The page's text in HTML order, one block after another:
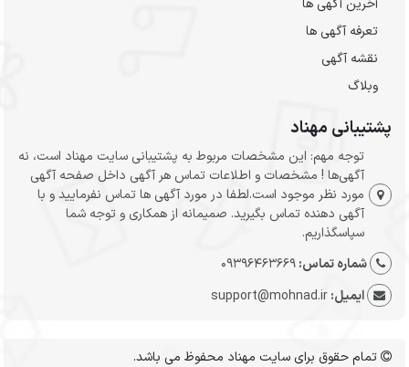
آخرین آگهی ها
تعرفه آگهی ها
نقشه آگهی
وبلاگ
پشتیبانی مهناد
توجه مهم: این مشخصات مربوط به پشتیبانی سایت مهناد است، نه
آگهی‌ها ! مشخصات و اطلاعات تماس هر آگهی داخل صفحه آگهی
مورد نظر موجود است.لطفا در مورد آگهی ها تماس نفرمایید و با
آگهی دهنده تماس بگیرید. صمیمانه از همکاری و توجه شما
سپاسگذاریم.
شماره تماس:09396463669
ایمیل:support@mohnad.ir
تمام حقوق برای سایت مهناد محفوظ می باشد.